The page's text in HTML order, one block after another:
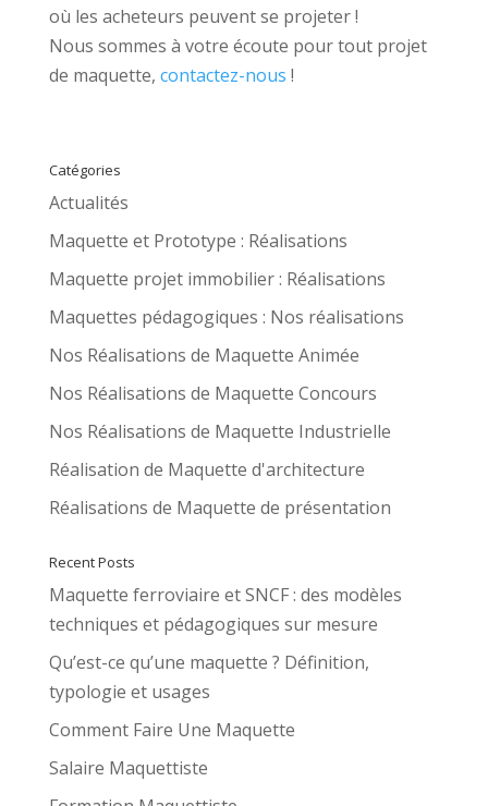
où les acheteurs peuvent se projeter !
Nous sommes à votre écoute pour tout projet
de maquette, contactez-nous !
Catégories
Actualités
Maquette et Prototype : Réalisations
Maquette projet immobilier : Réalisations
Maquettes pédagogiques : Nos réalisations
Nos Réalisations de Maquette Animée
Nos Réalisations de Maquette Concours
Nos Réalisations de Maquette Industrielle
Réalisation de Maquette d'architecture
Réalisations de Maquette de présentation
Recent Posts
Maquette ferroviaire et SNCF : des modèles
techniques et pédagogiques sur mesure
Qu’est-ce qu’une maquette ? Définition,
typologie et usages
Comment Faire Une Maquette
Salaire Maquettiste